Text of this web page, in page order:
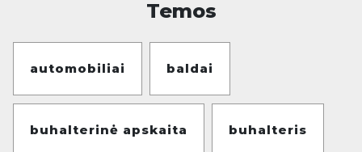
Temos
automobiliai baldai
buhalterinė apskaita buhalteris